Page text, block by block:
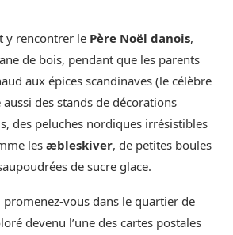
y rencontrer le Père Noël danois,
de bois, pendant que les parents
aux épices scandinaves (le célèbre
des stands de décorations
des peluches nordiques irrésistibles
les æbleskiver, de petites boules
de sucre glace.
promenez-vous dans le quartier de
devenu l’une des cartes postales